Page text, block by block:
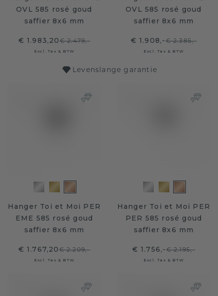
OVL 585 rosé goud
saffier 8x6 mm
€ 1.983,20€ 2.479,-
Excl. Tax & BTW
OVL 585 rosé goud
saffier 8x6 mm
€ 1.908,-€ 2.385,-
Excl. Tax & BTW
Levenslange garantie
Hanger Toi et Moi PER
EME 585 rosé goud
saffier 8x6 mm
€ 1.767,20€ 2.209,-
Excl. Tax & BTW
Hanger Toi et Moi PER
PER 585 rosé goud
saffier 8x6 mm
€ 1.756,-€ 2.195,-
Excl. Tax & BTW